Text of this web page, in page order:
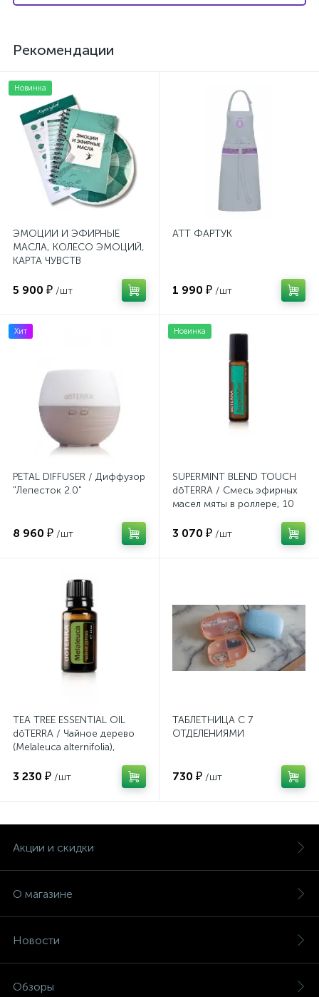
Рекомендации
Новинка
ЭМОЦИИ И ЭФИРНЫЕ
МАСЛА, КОЛЕСО ЭМОЦИЙ,
КАРТА ЧУВСТВ
5 900 ₽ /шт
ATT ФАРТУК
1 990 ₽ /шт
Хит
PETAL DIFFUSER / Диффузор
"Лепесток 2.0"
8 960 ₽ /шт
Новинка
SUPERMINT BLEND TOUCH
dōTERRA / Смесь эфирных
масел мяты в роллере, 10
3 070 ₽ /шт
TEA TREE ESSENTIAL OIL
dōTERRA / Чайное дерево
(Melaleuca alternifolia),
3 230 ₽ /шт
ТАБЛЕТНИЦА С 7
ОТДЕЛЕНИЯМИ
730 ₽ /шт
Акции и скидки
О магазине
Новости
Обзоры